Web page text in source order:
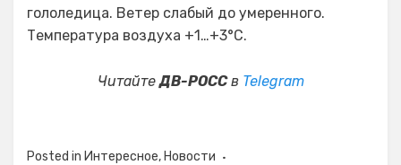
гололедица. Ветер слабый до умеренного.
Температура воздуха +1…+3°C.
ЧитайтеДВ-РОССв Telegram
Posted in Интересное, Новости